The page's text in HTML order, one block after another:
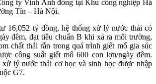
ty Vinh Anh đóng tại Khu công nghiệp Hà
Tín – Hà Nội.
16,052 tỷ đồng, hệ thống xử lý nước thải có
đêm, đạt tiêu chuẩn B khi xả ra môi trường,
chất thải rắn trong quá trình giết mổ gia súc
công suất giết mổ 600 con lợn/ngày đêm.
xử lý nước thải cơ học và sinh học được nhập
G7.